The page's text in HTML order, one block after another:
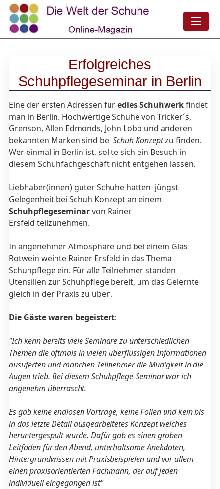
Erfolgreiches
Schuhpflegeseminar in Berlin
Eine der ersten Adressen füredles Schuhwerkfindet
man in Berlin. Hochwertige Schuhe von Tricker´s,
Grenson, Allen Edmonds, John Lobb und anderen
bekannten Marken sind bei Schuh Konzeptzu finden.
Wer einmal in Berlin ist, sollte sich ein Besuch in
diesem Schuhfachgeschäft nicht entgehen lassen.
Liebhaber(innen) guter Schuhe hatten jüngst
Gelegenheit bei Schuh Konzept an einem
Schuhpflegeseminarvon Rainer
Ersfeld teilzunehmen.
In angenehmer Atmosphäre und bei einem Glas
Rotwein weihte Rainer Ersfeld in das Thema
Schuhpflege ein. Für alle Teilnehmer standen
Utensilien zur Schuhpflege bereit, um das Gelernte
gleich in der Praxis zu üben.
Die Gäste waren begeistert:
"Ich kenn bereits viele Seminare zu unterschiedlichen
Themen die oftmals in vielen überflüssigen Informationen
ausuferten und manchen Teilnehmer die Müdigkeit in die
Augen trieb. Bei diesem Schuhpflege-Seminar war ich
angenehm überrascht.
Es gab keine endlosen Vorträge, keine Folien und kein bis
in das letzte Detail ausgearbeitetes Konzept welches
heruntergespult wurde. Dafür gab es einen groben
Leitfaden für den Abend, unterhaltsame Anekdoten,
Hintergrundwissen mit Praxisbeispielen und vor allem
einen praxisorientierten Fachmann, der auf jeden
individuell eingegangen ist"